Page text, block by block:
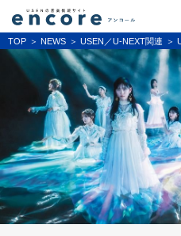
TOP NEWS USEN／U-NEXT関連